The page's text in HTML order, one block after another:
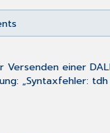
Versenden einer
„Syntaxfehler: